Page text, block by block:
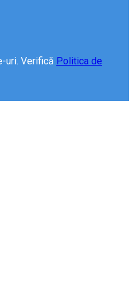
uri. Verifică Politica de